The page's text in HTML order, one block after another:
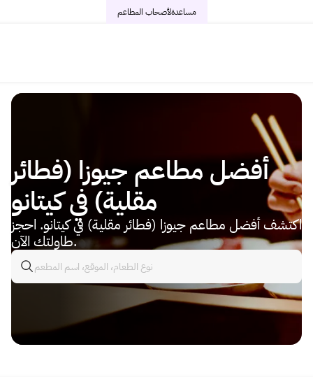
لأصحاب المطاعممساعدة
أفضل مطاعم جيوزا (فطائر
مقلية) في كيتانو
اكتشف أفضل مطاعم جيوزا (فطائر مقلية) في كيتانو. احجز
طاولتك الآن.